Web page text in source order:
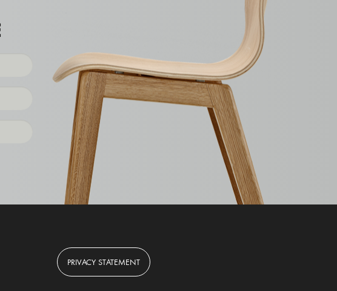
PRIVACY STATEMENT